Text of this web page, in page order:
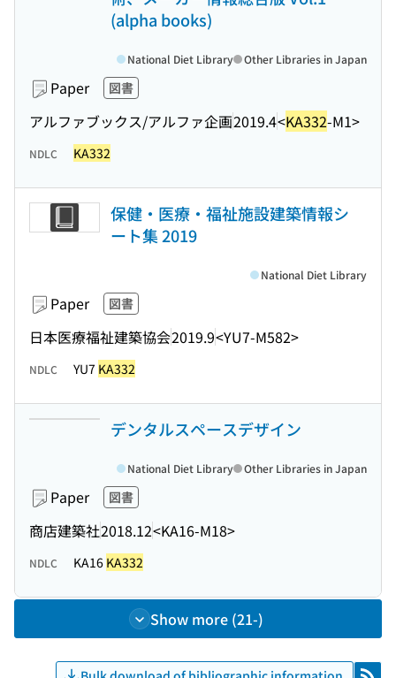
(alpha books)
Paper 図書
アルファブックス/アルファ企画2019.4<KA332-M1>
National Diet Library Other Libraries in Japan
NDLC KA332
保健・医療・福祉施設建築情報シ
ート集 2019
Paper 図書
日本医療福祉建築協会2019.9<YU7-M582>
National Diet Library
NDLC YU7 KA332
デンタルスペースデザイン
Paper 図書
商店建築社2018.12<KA16-M18>
National Diet Library Other Libraries in Japan
NDLC KA16 KA332
Show more (21-)